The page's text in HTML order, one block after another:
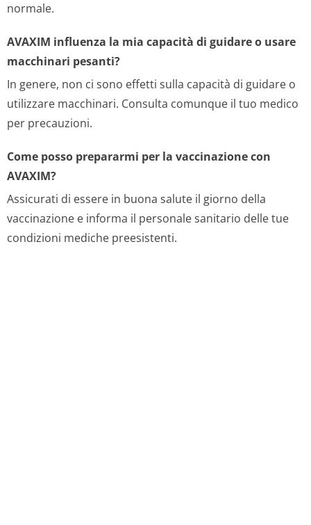
normale.
AVAXIM influenza la mia capacità di guidare o usare
macchinari pesanti?
In genere, non ci sono effetti sulla capacità di guidare o
utilizzare macchinari. Consulta comunque il tuo medico
per precauzioni.
Come posso prepararmi per la vaccinazione con
AVAXIM?
Assicurati di essere in buona salute il giorno della
vaccinazione e informa il personale sanitario delle tue
condizioni mediche preesistenti.